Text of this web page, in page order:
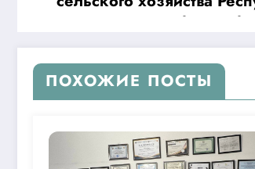
«Инновации в области
ПОХОЖИЕ ПОСТЫ